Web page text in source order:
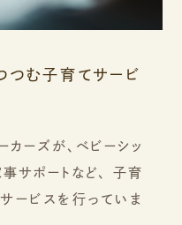
つむ子育てサービ
ーズが、ベビーシッ
サポートなど、
子育
ービスを行っていま